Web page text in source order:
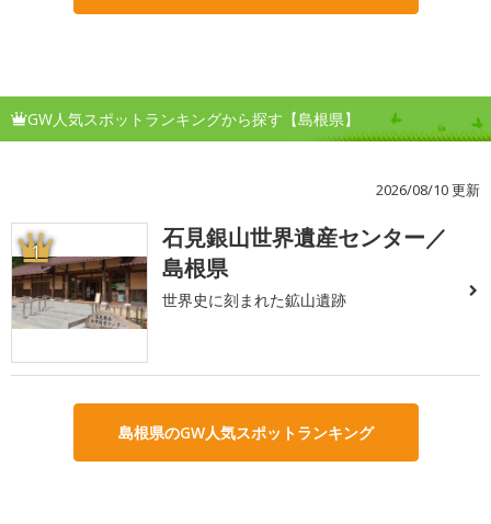
GW人気スポットランキングから探す【島根県】
2026/08/10 更新
1
石見銀山世界遺産センター／
島根県
世界史に刻まれた鉱山遺跡
島根県のGW人気スポットランキング